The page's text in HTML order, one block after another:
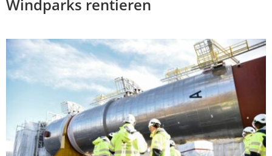
Windparks rentieren